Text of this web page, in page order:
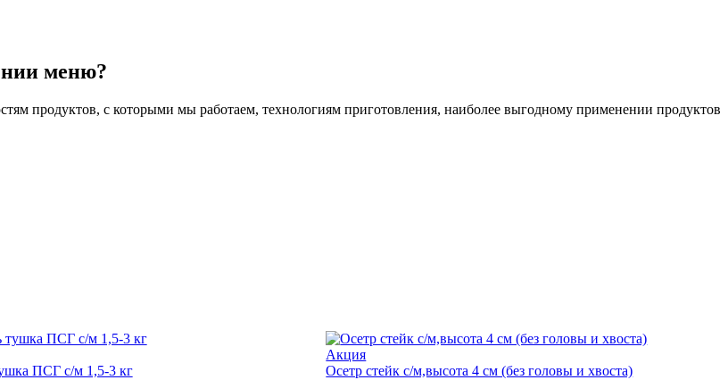
меню?
продуктов, с которыми мы работаем, технологиям приготовления, наиболее выгодному применении продуктов
ПСГ с/м 1,5-3 кг
Акция
Осетр стейк с/м,высота 4 см (без головы и хвоста)